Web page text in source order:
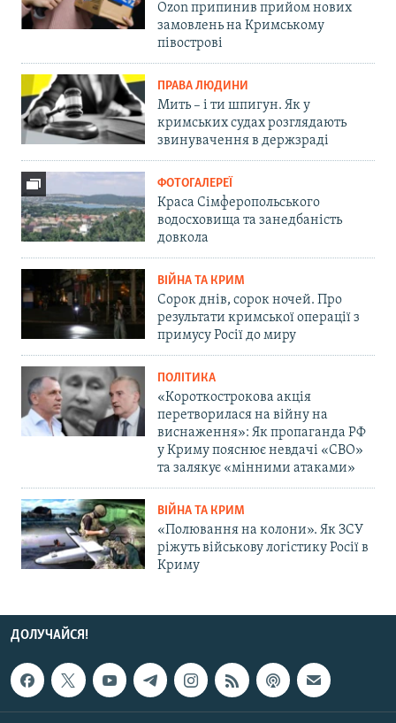
Ozon припинив прийом нових
замовлень на Кримському
півострові
ПРАВА ЛЮДИНИ
Мить – і ти шпигун. Як у
кримських судах розглядають
звинувачення в держзраді
ФОТОГАЛЕРЕЇ
Краса Сімферопольського
водосховища та занедбаність
довкола
ВІЙНА ТА КРИМ
Сорок днів, сорок ночей. Про
результати кримської операції з
примусу Росії до миру
ПОЛІТИКА
«Короткострокова акція
перетворилася на війну на
виснаження»: Як пропаганда РФ
у Криму пояснює невдачі «СВО»
та залякує «мінними атаками»
ВІЙНА ТА КРИМ
«Полювання на колони». Як ЗСУ
ріжуть військову логістику Росії в
Криму
ДОЛУЧАЙСЯ!